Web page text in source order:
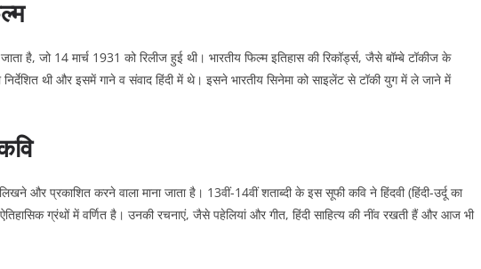
जाता है, जो 14 मार्च 1931 को रिलीज हुई थी। भारतीय फिल्म इतिहास की रिकॉर्ड्स, जैसे बॉम्बे टॉकीज के
निर्देशित थी और इसमें गाने व संवाद हिंदी में थे। इसने भारतीय सिनेमा को साइलेंट से टॉकी युग में ले जाने में
और प्रकाशित करने वाला माना जाता है। 13वीं-14वीं शताब्दी के इस सूफी कवि ने हिंदवी (हिंदी-उर्दू का
ग्रंथों में वर्णित है। उनकी रचनाएं, जैसे पहेलियां और गीत, हिंदी साहित्य की नींव रखती हैं और आज भी